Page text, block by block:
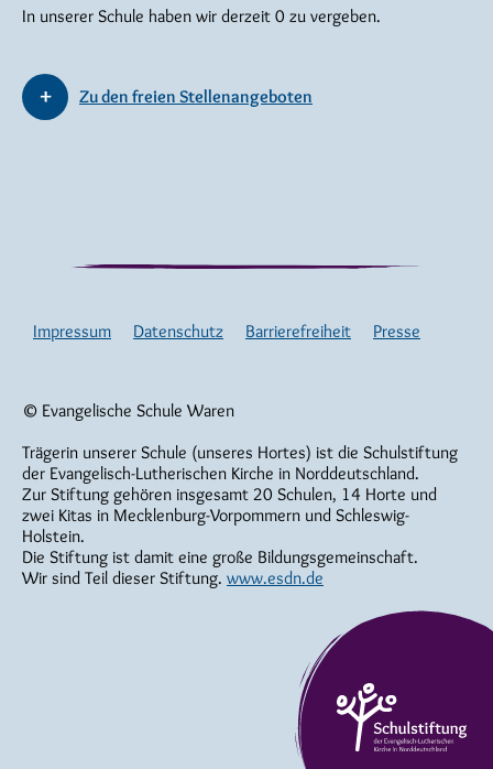
In unserer Schule haben wir derzeit 0 zu vergeben.
Zu den freien Stellenangeboten
© Evangelische Schule Waren
Trägerin unserer Schule (unseres Hortes) ist die Schulstiftung
der Evangelisch-Lutherischen Kirche in Norddeutschland.
Zur Stiftung gehören insgesamt 20 Schulen, 14 Horte und
zwei Kitas in Mecklenburg-Vorpommern und Schleswig-
Holstein.
Die Stiftung ist damit eine große Bildungsgemeinschaft.
Wir sind Teil dieser Stiftung. www.esdn.de
Impressum Datenschutz Barrierefreiheit Presse